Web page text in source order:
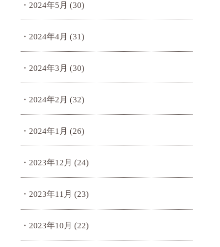
2024年5月 (30)
2024年4月 (31)
2024年3月 (30)
2024年2月 (32)
2024年1月 (26)
2023年12月 (24)
2023年11月 (23)
2023年10月 (22)